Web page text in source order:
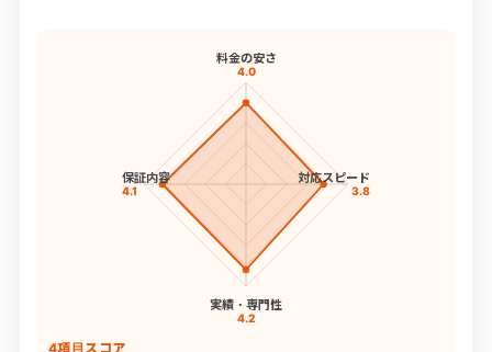
料金の安さ
4.0
対応スピード
3.8
実績・専門性
4.2
保証内容
4.1
4項目スコア